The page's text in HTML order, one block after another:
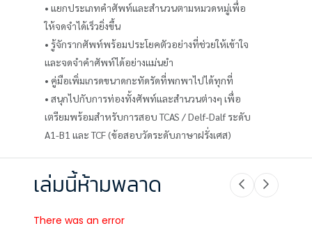
• แยกประเภทคำศัพท์และสำนวนตามหมวดหมู่เพื่อ
ให้จดจำได้เร็วยิ่งขึ้น
• รู้จักรากศัพท์พร้อมประโยคตัวอย่างที่ช่วยให้เข้าใจ
และจดจำคำศัพท์ได้อย่างแม่นยำ
• คู่มือเพิ่มเกรดขนาดกะทัดรัดที่พกพาไปได้ทุกที่
• สนุกไปกับการท่องทั้งศัพท์และสำนวนต่างๆ เพื่อ
เตรียมพร้อมสำหรับการสอบ TCAS / Delf-Dalf ระดับ
A1-B1 และ TCF (ข้อสอบวัดระดับภาษาฝรั่งเศส)
เล่มนี้ห้ามพลาด
There was an error